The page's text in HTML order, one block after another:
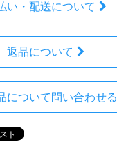
い・配送について
返品について
について問い合わせる